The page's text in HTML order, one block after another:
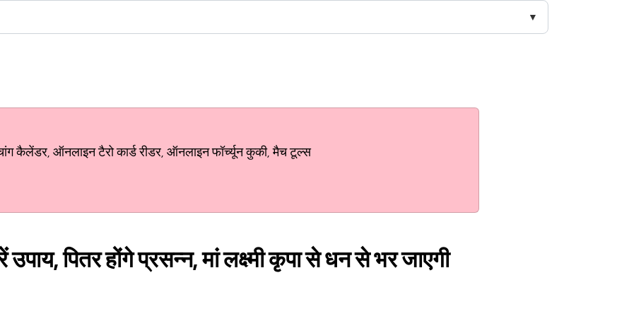
कैलेंडर, ऑनलाइन टैरो कार्ड रीडर, ऑनलाइन फॉर्च्यून कुकी, मैच टूल्स
उपाय, पितर होंगे प्रसन्न, मां लक्ष्मी कृपा से धन से भर जाएगी